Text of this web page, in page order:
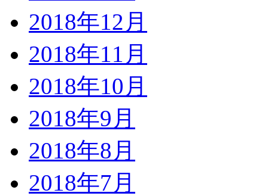
2018年12月
2018年11月
2018年10月
2018年9月
2018年8月
2018年7月